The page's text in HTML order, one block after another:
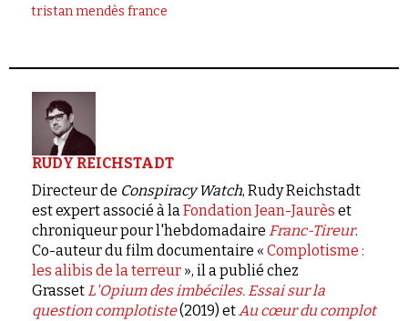
tristan mendès france
RUDY REICHSTADT
Directeur de Conspiracy Watch, Rudy Reichstadt
est expert associé à laFondation Jean-Jaurès et
chroniqueur pour l'hebdomadaire Franc-Tireur.
Co-auteur du film documentaire « Complotisme :
les alibis de la terreur », il a publié chez
Grasset L'Opium des imbéciles. Essai sur la
question complotiste(2019) etAu cœur du complot